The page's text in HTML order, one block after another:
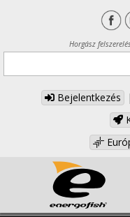
Horgász
Bejelentkezés |